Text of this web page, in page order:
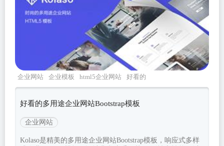
企业网站 企业模板 html5企业网站
好看的
bootstrap
bootstrap模板
好看的多用途企业网站Bootstrap模板
企业网站
Kolaso是精美的多用途企业网站Bootstrap模板，响应式多样